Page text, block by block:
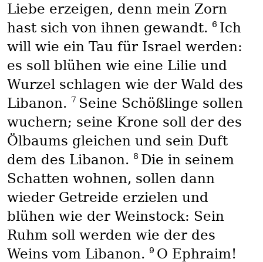
Liebe erzeigen, denn mein Zorn
hast sich von ihnen gewandt. 6 Ich
will wie ein Tau für Israel werden:
es soll blühen wie eine Lilie und
Wurzel schlagen wie der Wald des
Libanon. 7 Seine Schößlinge sollen
wuchern; seine Krone soll der des
Ölbaums gleichen und sein Duft
dem des Libanon. 8 Die in seinem
Schatten wohnen, sollen dann
wieder Getreide erzielen und
blühen wie der Weinstock: Sein
Ruhm soll werden wie der des
Weins vom Libanon. 9 O Ephraim!